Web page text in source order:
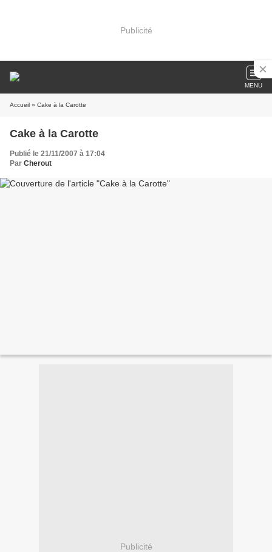
Publicité
MENU
Accueil » Cake à la Carotte
Cake à la Carotte
Publié le 21/11/2007 à 17:04
Par Cherout
Publicité